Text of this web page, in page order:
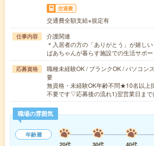
交通費
交通費全額支給※規定有
仕事内容
介護関連
＊入居者の方の「ありがとう」が嬉し
ばあちゃんが暮らす施設での生活サポ
応募資格
職種未経験OK / ブランクOK / パソコン
要
無資格・未経験OK年齢不問★10名以上
不要です▽応募後の流れ1)翌営業日ま
職場の雰囲気
年齢層
20代
30代 40代